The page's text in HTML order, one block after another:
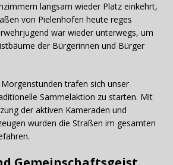
langsam wieder Platz einkehrt,
von Pielenhofen heute reges
war wieder unterwegs, um
der Bürgerinnen und Bürger
trafen sich unser
Sammelaktion zu starten. Mit
der aktiven Kameraden und
wurden die Straßen im gesamten